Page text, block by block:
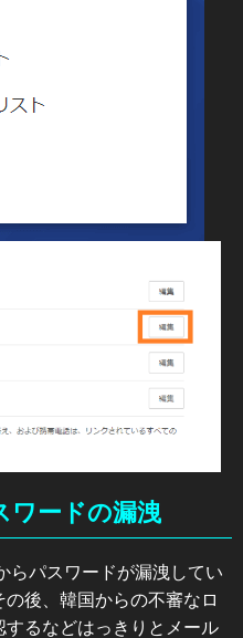
ワードの漏洩
らパスワードが漏洩してい
後、韓国からの不審なロ
るなどはっきりとメール